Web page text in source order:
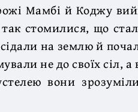
Мамбі й Коджу
стомилися, що
на землю й
не до своїх сіл, а
вони